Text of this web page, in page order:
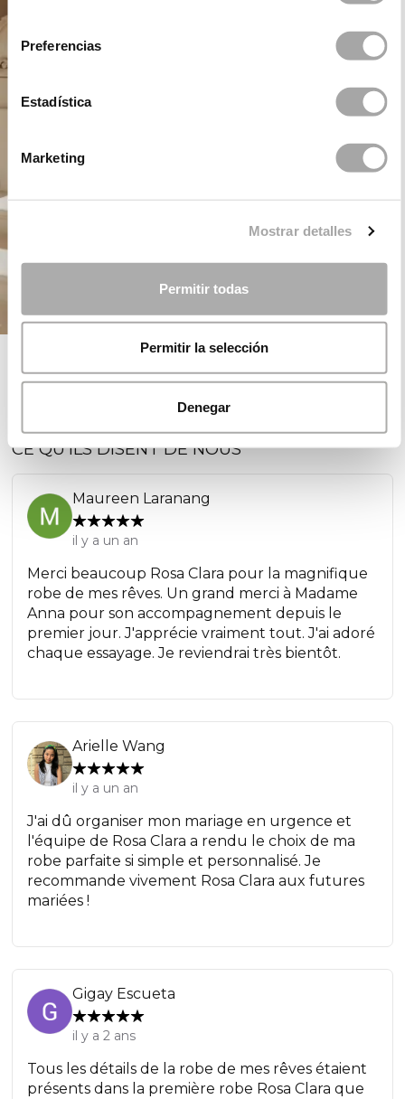
consentimiento
Preferencias
Estadística
Marketing
Mostrar detalles
Permitir todas
Permitir la selección
Denegar
ROSA CLARÁ DREAMS
CE QU'ILS DISENT DE NOUS
Maureen Laranang
il y a un an
Merci beaucoup Rosa Clara pour la magnifique
robe de mes rêves. Un grand merci à Madame
Anna pour son accompagnement depuis le
premier jour. J'apprécie vraiment tout. J'ai adoré
chaque essayage. Je reviendrai très bientôt.
Arielle Wang
il y a un an
J'ai dû organiser mon mariage en urgence et
l'équipe de Rosa Clara a rendu le choix de ma
robe parfaite si simple et personnalisé. Je
recommande vivement Rosa Clara aux futures
mariées !
Gigay Escueta
il y a 2 ans
Tous les détails de la robe de mes rêves étaient
présents dans la première robe Rosa Clara que